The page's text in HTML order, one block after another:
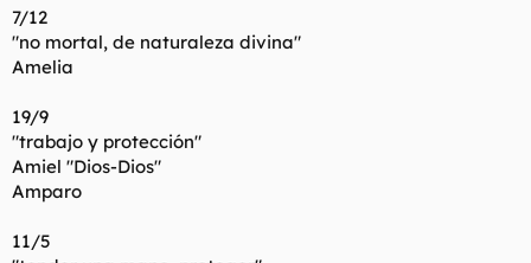
7/12
"no mortal, de naturaleza divina"
Amelia
19/9
"trabajo y protección"
Amiel "Dios-Dios"
Amparo
11/5